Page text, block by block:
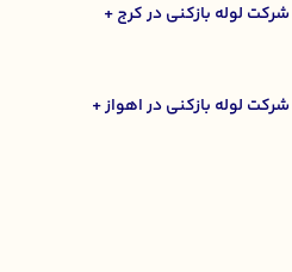
لوله بازکنی در کرج +
لوله بازکنی در اهواز +